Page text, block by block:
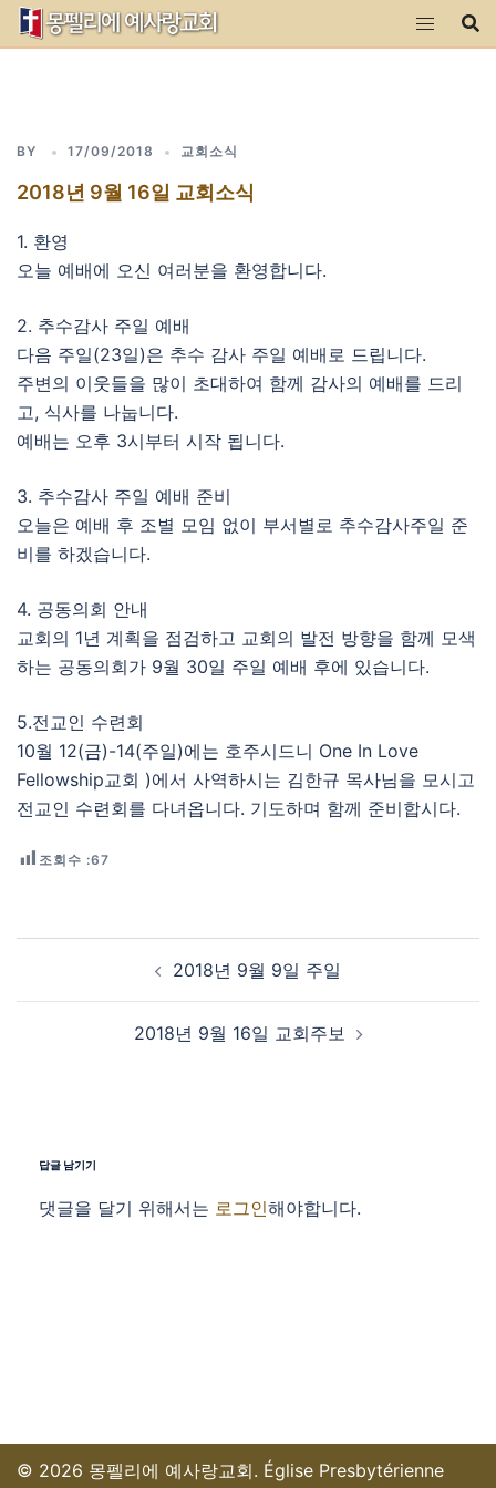
Skip
BY 17/09/2018 교회소식
2018년 9월 16일 교회소식
1. 환영
오늘 예배에 오신 여러분을 환영합니다.
2. 추수감사 주일 예배
다음 주일(23일)은 추수 감사 주일 예배로 드립니다.
주변의 이웃들을 많이 초대하여 함께 감사의 예배를 드리
고, 식사를 나눕니다.
예배는 오후 3시부터 시작 됩니다.
3. 추수감사 주일 예배 준비
오늘은 예배 후 조별 모임 없이 부서별로 추수감사주일 준
비를 하겠습니다.
4. 공동의회 안내
교회의 1년 계획을 점검하고 교회의 발전 방향을 함께 모색
하는 공동의회가 9월 30일 주일 예배 후에 있습니다.
5.전교인 수련회
10월 12(금)-14(주일)에는 호주시드니 One In Love
Fellowship교회 )에서 사역하시는 김한규 목사님을 모시고
전교인 수련회를 다녀옵니다. 기도하며 함께 준비합시다.
조회수 :67
Post navigation
2018년 9월 9일 주일
2018년 9월 16일 교회주보
답글 남기기
댓글을 달기 위해서는 로그인해야합니다.
© 2026 몽펠리에 예사랑교회. Église Presbytérienne